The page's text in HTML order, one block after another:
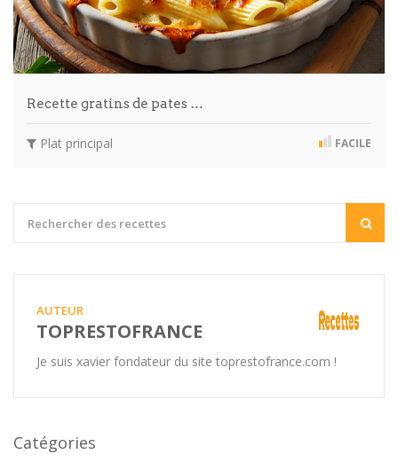
Recette gratins de pates …
Plat principal FACILE
AUTEUR
TOPRESTOFRANCE
Je suis xavier fondateur du site toprestofrance.com !
Catégories